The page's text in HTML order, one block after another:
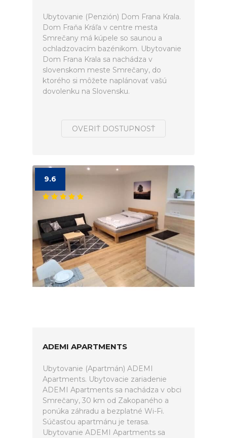
Ubytovanie (Penzión) Dom Frana Krala.
Dom Fraňa Kráľa v centre mesta
Smrečany má kúpele so saunou a
ochladzovacím bazénikom. Ubytovanie
Dom Frana Krala sa nachádza v
slovenskom meste Smrečany, do
ktorého si môžete naplánovať vašú
dovolenku na Slovensku.
OVERIŤ DOSTUPNOSŤ
9.6
ADEMI APARTMENTS
Ubytovanie (Apartmán) ADEMI
Apartments. Ubytovacie zariadenie
ADEMI Apartments sa nachádza v obci
Smrečany, 30 km od Zakopaného a
ponúka záhradu a bezplatné Wi-Fi.
Súčasťou apartmánu je terasa.
Ubytovanie ADEMI Apartments sa